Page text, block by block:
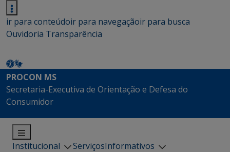
ir para conteúdoir para navegaçãoir para busca
Ouvidoria Transparência
PROCON MS
Secretaria-Executiva de Orientação e Defesa do
Consumidor
Institucional ServiçosInformativos